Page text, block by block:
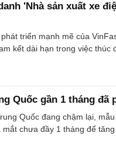
'Nhà sản xuất xe
triển mạnh mẽ của
kết dài hạn trong việc thúc
Quốc gần 1 tháng đã
Quốc đang chậm lại,
mắt chưa đầy 1 tháng để